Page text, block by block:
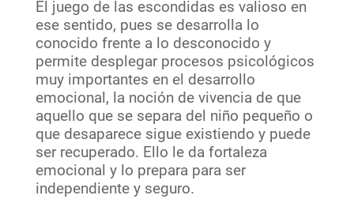
El juego de las escondidas es valioso en
ese sentido, pues se desarrolla lo
conocido frente a lo desconocido y
permite desplegar procesos psicológicos
muy importantes en el desarrollo
emocional, la noción de vivencia de que
aquello que se separa del niño pequeño o
que desaparece sigue existiendo y puede
ser recuperado. Ello le da fortaleza
emocional y lo prepara para ser
independiente y seguro.